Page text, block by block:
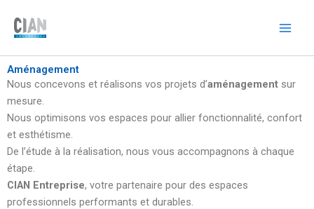
contenu
Aménagement
Nous concevons et réalisons vos projets d’aménagement sur
mesure.
Nous optimisons vos espaces pour allier fonctionnalité, confort
et esthétisme.
De l’étude à la réalisation, nous vous accompagnons à chaque
étape.
CIAN Entreprise, votre partenaire pour des espaces
professionnels performants et durables.